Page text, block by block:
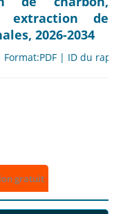
de
2026-2034
| ID du
gratuit